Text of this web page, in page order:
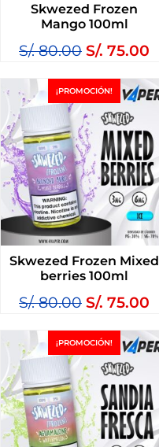
Skwezed Frozen
Mango 100ml
S/.80.00 S/. 75.00
¡PROMOCIÓN!
Skwezed Frozen Mixed
berries 100ml
S/.80.00 S/. 75.00
¡PROMOCIÓN!